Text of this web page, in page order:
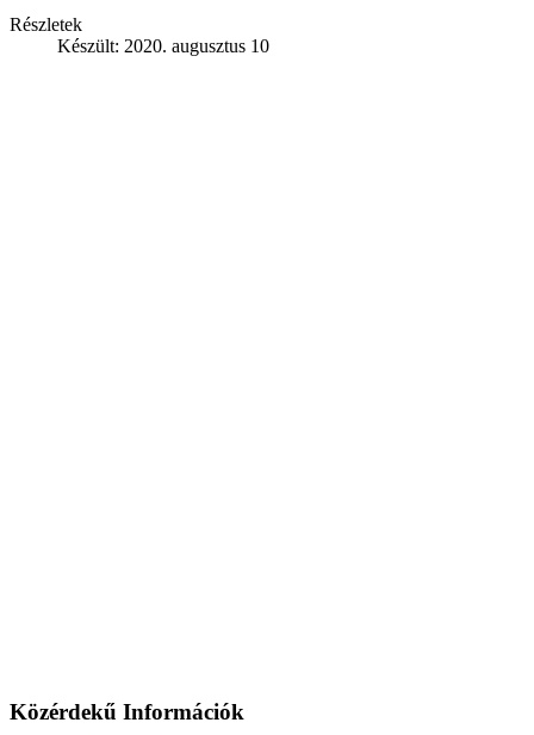
Részletek
Készült: 2020. augusztus 10
Közérdekű Információk